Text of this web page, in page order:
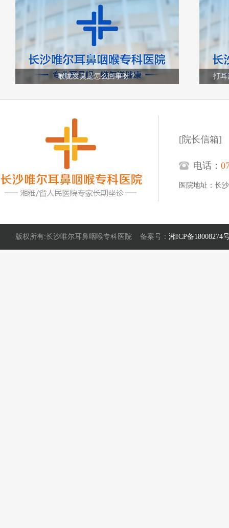
喉咙发臭是怎么回事呀？ 打耳
[院长信箱]
电话：
医院地址：长
版权所有:长沙唯尔耳鼻咽喉专科医院 备案号： 湘ICP备18008274